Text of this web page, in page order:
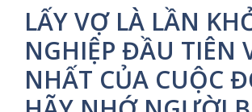
LẤY VỢ LÀ LẦN
NGHIỆP ĐẦU TIÊN
NHẤT CỦA CUỘC